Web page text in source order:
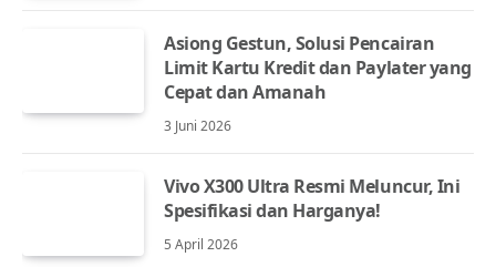
Asiong Gestun, Solusi Pencairan
Limit Kartu Kredit dan Paylater yang
Cepat dan Amanah
3 Juni 2026
Vivo X300 Ultra Resmi Meluncur, Ini
Spesifikasi dan Harganya!
5 April 2026